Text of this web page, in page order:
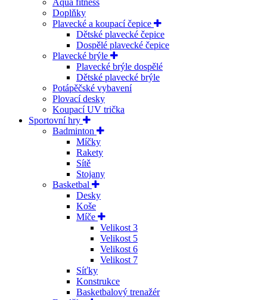
Aqua fitness
Doplňky
Plavecké a koupací čepice
Dětské plavecké čepice
Dospělé plavecké čepice
Plavecké brýle
Plavecké brýle dospělé
Dětské plavecké brýle
Potápěčské vybavení
Plovací desky
Koupací UV trička
Sportovní hry
Badminton
Míčky
Rakety
Sítě
Stojany
Basketbal
Desky
Koše
Míče
Velikost 3
Velikost 5
Velikost 6
Velikost 7
Síťky
Konstrukce
Basketbalový trenažér